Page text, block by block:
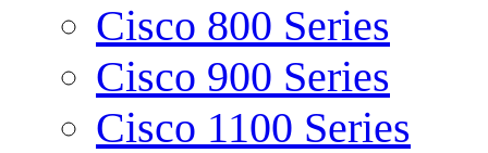
Cisco 800 Series
Cisco 900 Series
Cisco 1100 Series